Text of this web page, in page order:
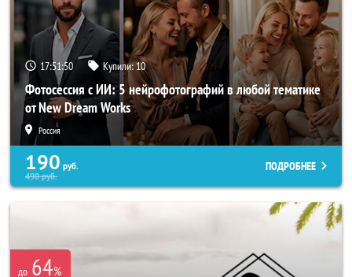
17:51:47 Купили:10
Фотосессия с ИИ: 5 нейрофотографий в любой тематике
от New Dream Works
Россия
190 руб.
490руб.
ПОДРОБНЕЕ
до 64%